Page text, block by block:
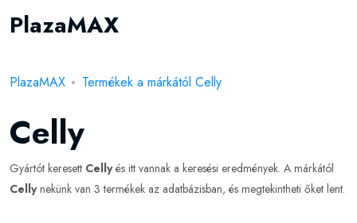
PlazaMAX
PlazaMAX Termékek a márkától Celly
Celly
Gyártót keresett Cellyés itt vannak a keresési eredmények. A márkától
Cellynekünk van 3 termékek az adatbázisban, és megtekintheti őket lent.